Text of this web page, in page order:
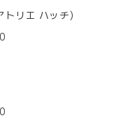
トリエ ハッチ)